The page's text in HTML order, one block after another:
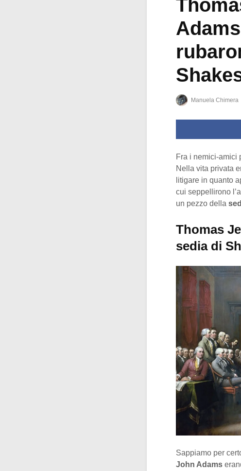
Manuela Chimera
Fra i nemici-amici
Nella vita privata
litigare in quanto
cui seppellirono
un pezzo della
Thomas
sedia di
Sappiamo per
John Adams